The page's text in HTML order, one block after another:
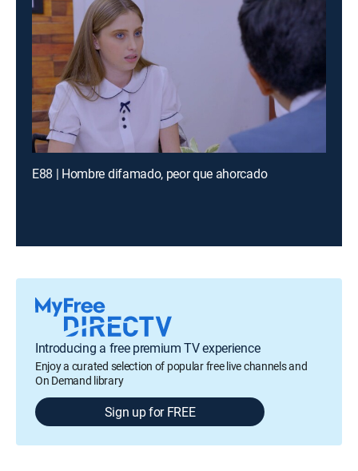
E88 | Hombre difamado, peor que ahorcado
Introducing a free premium TV experience
Enjoy a curated selection of popular free live channels and
On Demand library
Sign up for FREE